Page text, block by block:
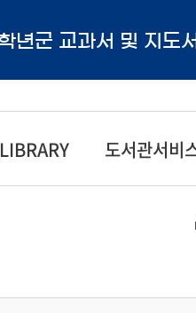
군 교과서 및 지도
도서관서비